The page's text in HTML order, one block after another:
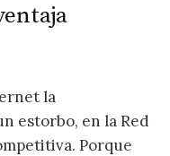
la
estorbo, en la Red
Porque